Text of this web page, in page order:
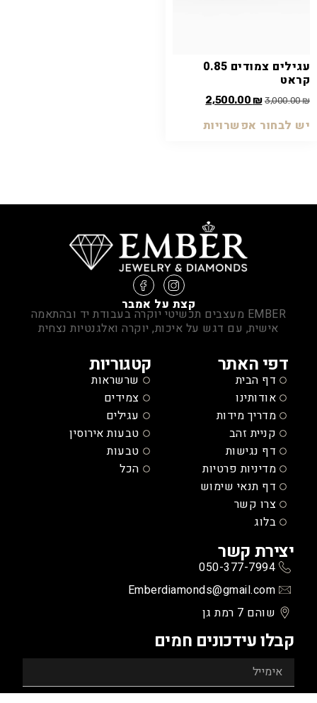
עגילים צמודים 0.85
קראט
3,000.00₪
2,500.00₪
יש לבחור אפשרויות
קבלו עידכונים חמים
יצירת קשר
050-377-7994
Emberdiamonds@gmail.com
שוהם 7 רמת גן
קטגוריות
שרשראות
צמידים
עגילים
טבעות אירוסין
טבעות
הכל
דפי האתר
דף הבית
אודותינו
מדריך מידות
קניית זהב
דף נגישות
מדיניות פרטיות
דף תנאי שימוש
צרו קשר
בלוג
קצת על אמבר
EMBER מעצבים תכשיטי יוקרה בעבודת יד ובהתאמה
אישית, עם דגש על איכות, יוקרה ואלגנטיות נצחית